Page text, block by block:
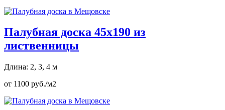
Палубная доска 45х190 из
лиственницы
Длина: 2, 3, 4 м
от 1100 руб./м2